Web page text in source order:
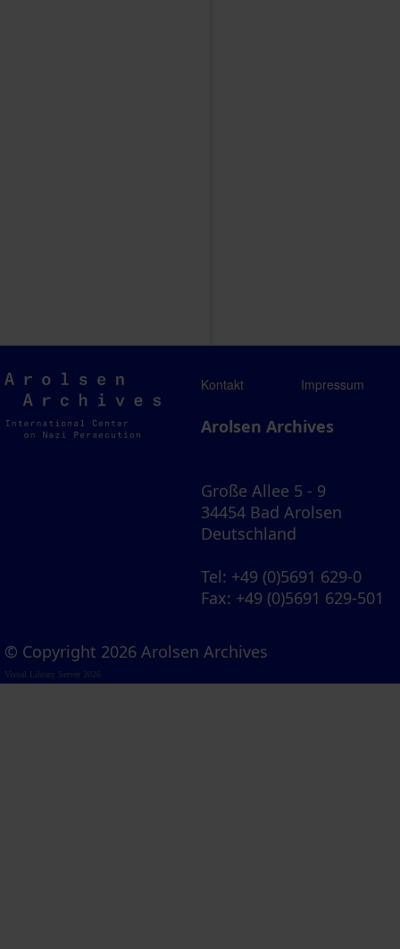
Arolsen
Archives
Kontakt Impressum
Arolsen Archives
Große Allee 5 - 9
34454 Bad Arolsen
Deutschland
Tel: +49 (0)5691 629-0
Fax: +49 (0)5691 629-501
© Copyright 2026 Arolsen Archives
Visual Library Server 2026